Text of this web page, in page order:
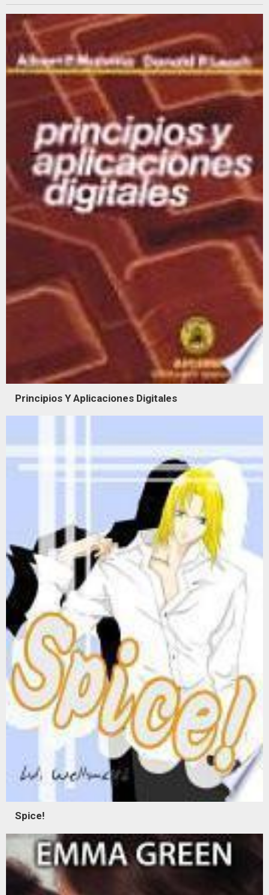
Principios Y Aplicaciones Digitales
Spice!